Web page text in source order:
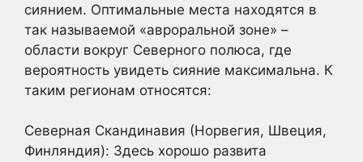
сиянием. Оптимальные места находятся в
так называемой «авроральной зоне» –
области вокруг Северного полюса, где
вероятность увидеть сияние максимальна. К
таким регионам относятся:
Северная Скандинавия (Норвегия, Швеция,
Финляндия): Здесь хорошо развита